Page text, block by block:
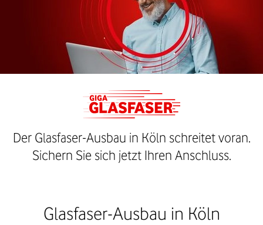
Der Glasfaser-Ausbau in Köln schreitet voran.
Sichern Sie sich jetzt Ihren Anschluss.
Glasfaser-Ausbau in Köln